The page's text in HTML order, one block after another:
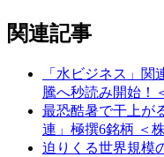
関連記事
「水ビジネス」
騰へ秒読み開始！
最恐酷暑で干上が
連」極撰6銘柄 ＜
迫りくる世界規模